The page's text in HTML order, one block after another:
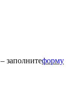
заполнитеформу